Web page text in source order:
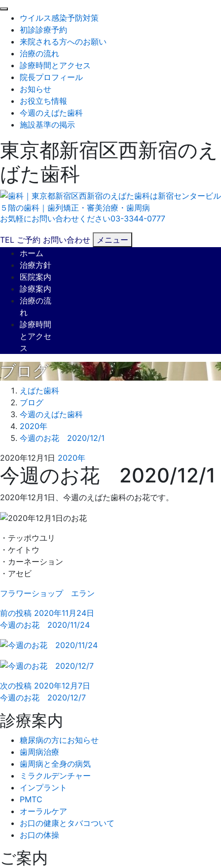
ウイルス感染予防対策
初診診療予約
来院される方へのお願い
治療の流れ
診療時間とアクセス
院長プロフィール
お知らせ
お役立ち情報
今週のえばた歯科
施設基準の掲示
東京都新宿区西新宿のえ
ばた歯科
お気軽にお問い合わせください03-3344-0777
TEL ご予約 お問い合わせ
メニュー
ホーム
治療方針
医院案内
診療案内
治療の流
れ
診療時間
とアクセ
ス
ブログ
えばた歯科
ブログ
今週のえばた歯科
2020年
今週のお花 2020/12/1
2020年12月1日 2020年2021
年
4
月
日
え
ば
た
歯
科
今週のお花 2020/12/1
2020年12月1日、今週のえばた歯科のお花です。
・テッポウユリ
・ケイトウ
・カーネーション
・アセビ
フラワーショップ エラン
前の投稿 2020年11月24日
今週のお花 2020/11/24
次の投稿 2020年12月7日
今週のお花 2020/12/7
診療案内
糖尿病の方にお知らせ
歯周病治療
歯周病と全身の病気
ミラクルデンチャー
インプラント
PMTC
オーラルケア
お口の健康とタバコついて
お口の体操
ご案内